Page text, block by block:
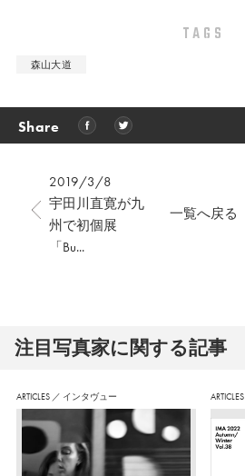
TAGS
森山大道
Share
2019/3/8
宇田川直寛が九
州で初個展
「Bu...
一覧へ戻る
注⽬写真家に関する記事
ARTICLES ／ インタヴュー ARTICLES